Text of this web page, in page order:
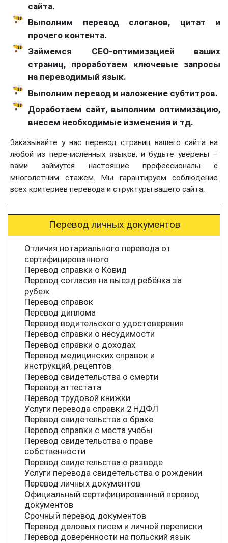
сайта.
Выполним перевод слоганов, цитат и
прочего контента.
Займемся СЕО-оптимизацией ваших
страниц, проработаем ключевые запросы
на переводимый язык.
Выполним перевод и наложение субтитров.
Доработаем сайт, выполним оптимизацию,
внесем необходимые изменения и тд.
Заказывайте у нас перевод страниц вашего сайта на
любой из перечисленных языков, и будьте уверены –
вами займутся настоящие профессионалы с
многолетним стажем. Мы гарантируем соблюдение
всех критериев перевода и структуры вашего сайта.
Перевод личных документов
Отличия нотариального перевода от
сертифицированного
Перевод справки о Ковид
Перевод согласия на выезд ребёнка за
рубеж
Перевод справок
Перевод диплома
Перевод водительского удостоверения
Перевод справки о несудимости
Перевод справки о доходах
Перевод медицинских справок и
инструкций, рецептов
Перевод свидетельства о смерти
Перевод аттестата
Перевод трудовой книжки
Услуги перевода справки 2 НДФЛ
Перевод свидетельства о браке
Перевод справки с места учёбы
Перевод свидетельства о праве
собственности
Перевод свидетельства о разводе
Услуги перевода свидетельства о рождении
Перевод личных документов
Официальный сертифицированный перевод
документов
Срочный перевод документов
Перевод деловых писем и личной переписки
Перевод доверенности на польский язык